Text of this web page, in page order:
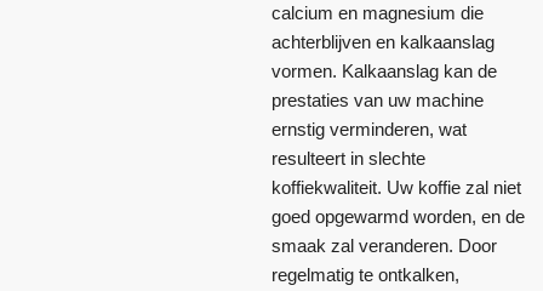
calcium en magnesium die
achterblijven en kalkaanslag
vormen. Kalkaanslag kan de
prestaties van uw machine
ernstig verminderen, wat
resulteert in slechte
koffiekwaliteit. Uw koffie zal niet
goed opgewarmd worden, en de
smaak zal veranderen. Door
regelmatig te ontkalken,